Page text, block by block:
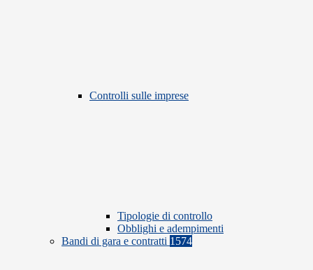
Controlli sulle imprese
Tipologie di controllo
Obblighi e adempimenti
Bandi di gara e contratti 1574